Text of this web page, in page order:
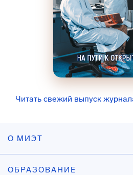
Читать свежий выпуск
О МИЭТ
ОБРАЗОВАНИЕ